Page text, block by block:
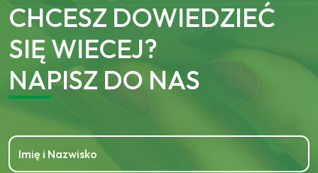
CHCESZ DOWIEDZIEĆ
SIĘ WIECEJ?
NAPISZ DO NAS